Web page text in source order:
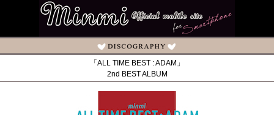
「ALL TIME BEST : ADAM」
2nd BEST ALBUM